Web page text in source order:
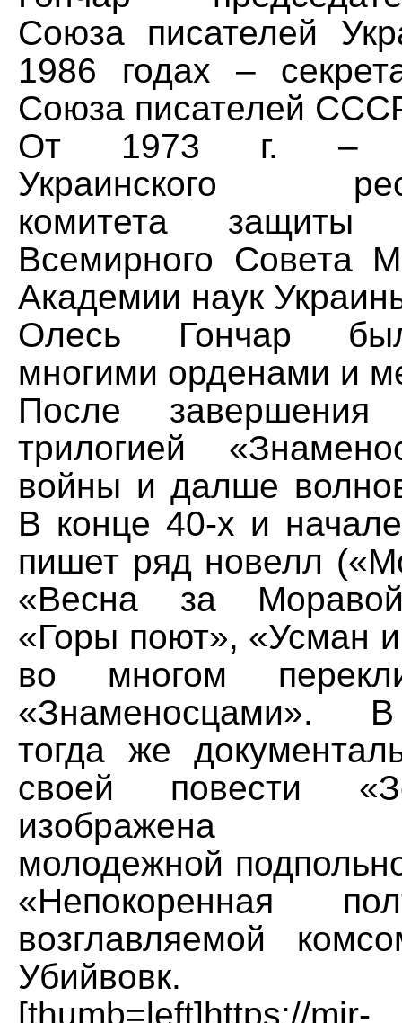
Союза писателей
1986 годах –
Союза писателей
От 1973 г. –
Украинского
комитета
Всемирного Совета
Академии наук
Олесь Гончар
многими орденами и
После
трилогией
войны и далше
В конце 40-х и
пишет ряд новелл
«Весна за
«Горы поют», «Усман
во многом
«Знаменосцами».
тогда же
своей повести
изображена
молодежной
«Непокоренная
возглавляемой
Убийвовк.
[thumb=left]https://mir-